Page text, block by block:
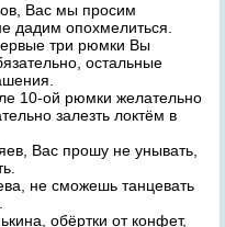
Вас мы просим
дадим опохмелиться.
три рюмки Вы
остальные
10-ой рюмки желательно
залезть локтём в
Вас прошу не унывать,
не сможешь танцевать
обёртки от конфет,